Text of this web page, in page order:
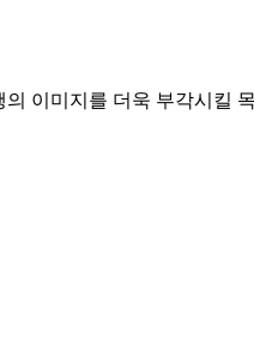
이미지를 더욱 부각시킬